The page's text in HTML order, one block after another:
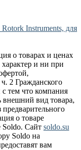
Instruments, для
о товарах и ценах
и ни при
2 Гражданского
тем что компания
внешний вид товара,
о товаре
Soldo. Сайт soldo.su
Soldo на
вам